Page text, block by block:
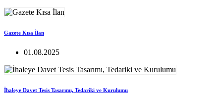
Gazete Kısa İlan
01.08.2025
İhaleye Davet Tesis Tasarımı, Tedariki ve Kurulumu